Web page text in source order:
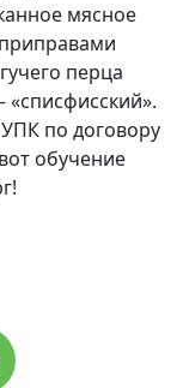
мясное
перца
«списфисский».
по договору
обучение